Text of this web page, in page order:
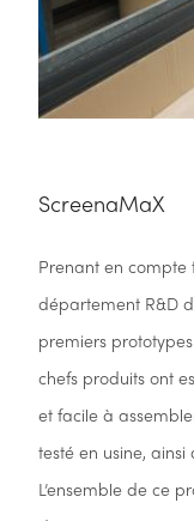
ScreenaMaX
Prenant en compte
département R&D
premiers
chefs produits ont
et facile à
testé en usine,
L’ensemble de ce